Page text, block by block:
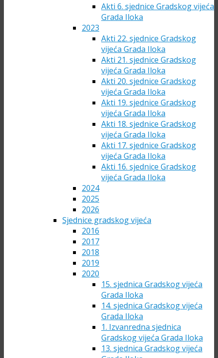
Akti 6. sjednice Gradskog vijeća
Grada Iloka
2023
Akti 22. sjednice Gradskog
vijeća Grada Iloka
Akti 21. sjednice Gradskog
vijeća Grada Iloka
Akti 20. sjednice Gradskog
vijeća Grada Iloka
Akti 19. sjednice Gradskog
vijeća Grada Iloka
Akti 18. sjednice Gradskog
vijeća Grada Iloka
Akti 17. sjednice Gradskog
vijeća Grada Iloka
Akti 16. sjednice Gradskog
vijeća Grada Iloka
2024
2025
2026
Sjednice gradskog vijeća
2016
2017
2018
2019
2020
15. sjednica Gradskog vijeća
Grada Iloka
14. sjednica Gradskog vijeća
Grada Iloka
1. Izvanredna sjednica
Gradskog vijeća Grada Iloka
13. sjednica Gradskog vijeća